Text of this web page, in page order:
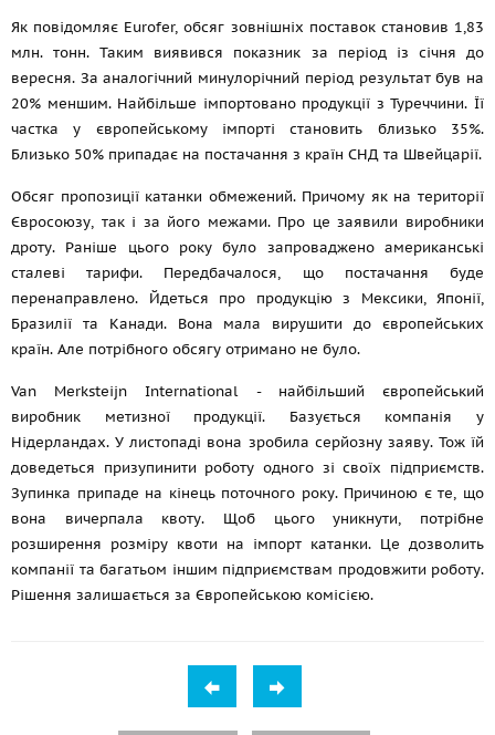
Як повідомляє Eurofer, обсяг зовнішніх поставок становив 1,83
млн. тонн. Таким виявився показник за період із січня до
вересня. За аналогічний минулорічний період результат був на
20% меншим. Найбільше імпортовано продукції з Туреччини. Її
частка у європейському імпорті становить близько 35%.
Близько 50% припадає на постачання з країн СНД та Швейцарії.
Обсяг пропозиції катанки обмежений. Причому як на території
Євросоюзу, так і за його межами. Про це заявили виробники
дроту. Раніше цього року було запроваджено американські
сталеві тарифи. Передбачалося, що постачання буде
перенаправлено. Йдеться про продукцію з Мексики, Японії,
Бразилії та Канади. Вона мала вирушити до європейських
країн. Але потрібного обсягу отримано не було.
Van Merksteijn International - найбільший європейський
виробник метизної продукції. Базується компанія у
Нідерландах. У листопаді вона зробила серйозну заяву. Тож їй
доведеться призупинити роботу одного зі своїх підприємств.
Зупинка припаде на кінець поточного року. Причиною є те, що
вона вичерпала квоту. Щоб цього уникнути, потрібне
розширення розміру квоти на імпорт катанки. Це дозволить
компанії та багатьом іншим підприємствам продовжити роботу.
Рішення залишається за Європейською комісією.